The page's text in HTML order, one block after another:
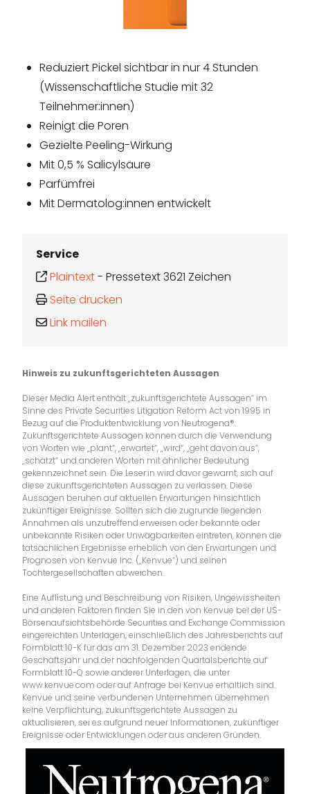
Reduziert Pickel sichtbar in nur 4 Stunden
(Wissenschaftliche Studie mit 32
Teilnehmer:innen)
Reinigt die Poren
Gezielte Peeling-Wirkung
Mit 0,5 % Salicylsäure
Parfümfrei
Mit Dermatolog:innen entwickelt
Service
Plaintext- Pressetext 3621 Zeichen
Seite drucken
Link mailen
Hinweis zu zukunftsgerichteten Aussagen
Dieser Media Alert enthält „zukunftsgerichtete Aussagen“ im
Sinne des Private Securities Litigation Reform Act von 1995 in
Bezug auf die Produktentwicklung von Neutrogena®.
Zukunftsgerichtete Aussagen können durch die Verwendung
von Worten wie „plant“, „erwartet“, „wird“, „geht davon aus“,
„schätzt“ und anderen Worten mit ähnlicher Bedeutung
gekennzeichnet sein. Die Leser:in wird davor gewarnt, sich auf
diese zukunftsgerichteten Aussagen zu verlassen. Diese
Aussagen beruhen auf aktuellen Erwartungen hinsichtlich
zukünftiger Ereignisse. Sollten sich die zugrunde liegenden
Annahmen als unzutreffend erweisen oder bekannte oder
unbekannte Risiken oder Unwägbarkeiten eintreten, können die
tatsächlichen Ergebnisse erheblich von den Erwartungen und
Prognosen von Kenvue Inc. („Kenvue“) und seinen
Tochtergesellschaften abweichen.
Eine Auflistung und Beschreibung von Risiken, Ungewissheiten
und anderen Faktoren finden Sie in den von Kenvue bei der US-
Börsenaufsichtsbehörde Securities and Exchange Commission
eingereichten Unterlagen, einschließlich des Jahresberichts auf
Formblatt 10-K für das am 31. Dezember 2023 endende
Geschäftsjahr und der nachfolgenden Quartalsberichte auf
Formblatt 10-Q sowie anderer Unterlagen, die unter
www.kenvue.com oder auf Anfrage bei Kenvue erhältlich sind.
Kenvue und seine verbundenen Unternehmen übernehmen
keine Verpflichtung, zukunftsgerichtete Aussagen zu
aktualisieren, sei es aufgrund neuer Informationen, zukünftiger
Ereignisse oder Entwicklungen oder aus anderen Gründen.